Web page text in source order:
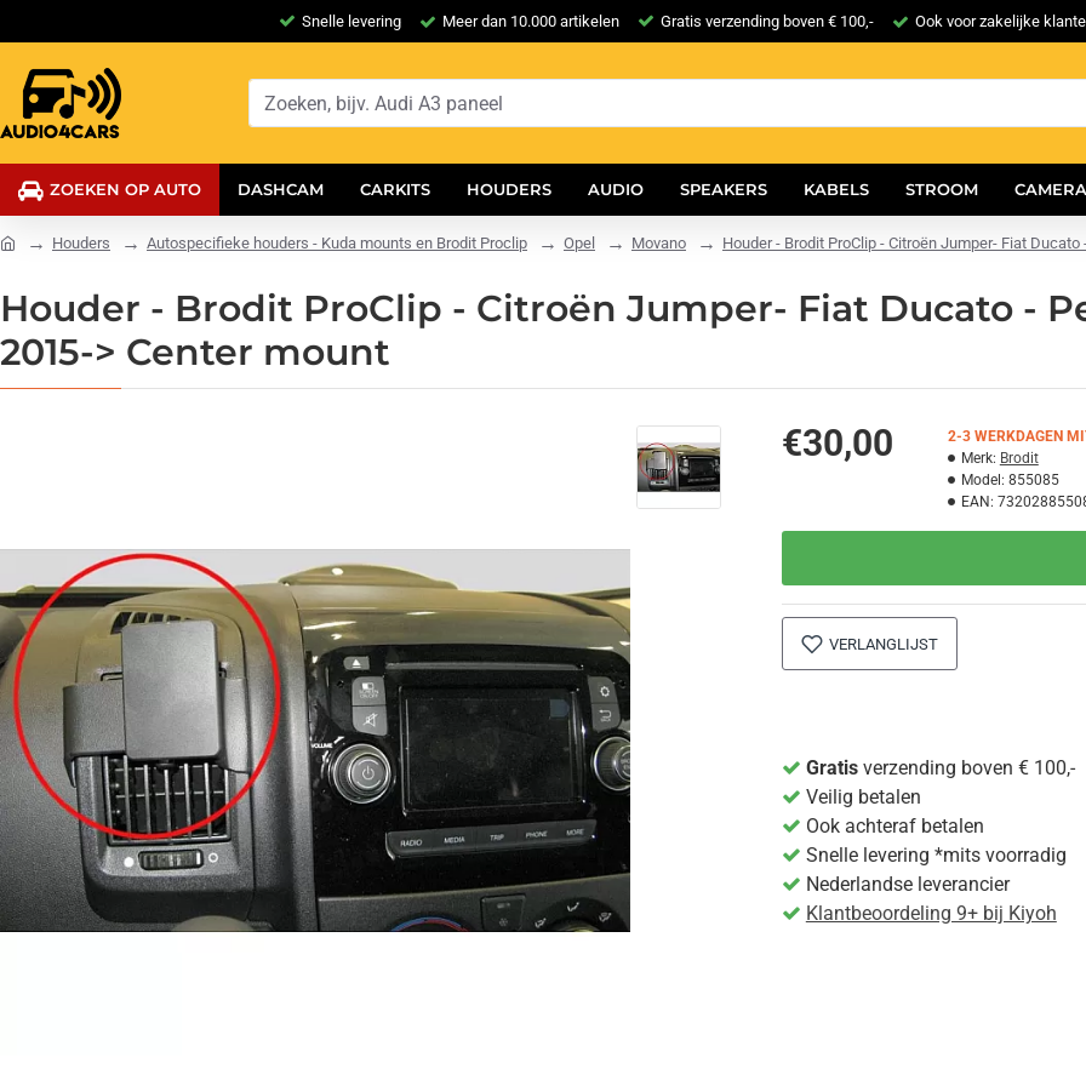
Snelle levering Meer dan 10.000 artikelen Gratis verzending boven € 100,- Ook voor zakelijke
ZOEKEN OP AUTO DASHCAM CARKITS HOUDERS AUDIO SPEAKERS KABELS STROOM
Houders Autospecifieke houders - Kuda mounts en Brodit Proclip Opel Movano Houder - Brodit ProClip - Citroën Jumper- Fiat
Houder - Brodit ProClip - Citroën Jumper- Fiat Ducato -
2015-> Center mount
€30,00
2-3 WERKDAGEN
Merk: Brodit
Model: 855085
EAN:
VERLANGLIJST
Gratisverzending boven € 100,-
Veilig betalen
Ook achteraf betalen
Snelle levering *mits voorradig
Nederlandse leverancier
Klantbeoordeling 9+ bij Kiyoh